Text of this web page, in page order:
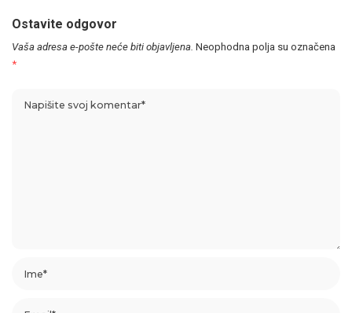
Ostavite odgovor
Vaša adresa e-pošte neće biti objavljena. Neophodna polja su označena
*